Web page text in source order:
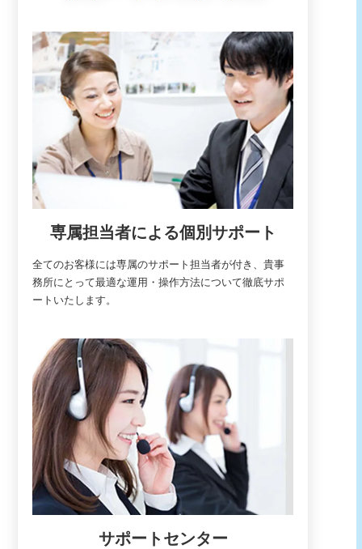
専属担当者による個別サポート
全てのお客様には専属のサポート担当者が付き、貴事
務所にとって最適な運用・操作方法について徹底サポ
ートいたします。
サポートセンター